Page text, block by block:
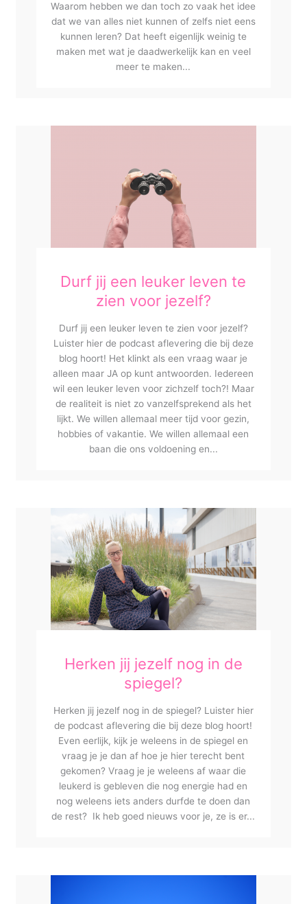
Waarom hebben we dan toch zo vaak het idee
dat we van alles niet kunnen of zelfs niet eens
kunnen leren? Dat heeft eigenlijk weinig te
maken met wat je daadwerkelijk kan en veel
meer te maken...
Durf jij een leuker leven te
zien voor jezelf?
Durf jij een leuker leven te zien voor jezelf?
Luister hier de podcast aflevering die bij deze
blog hoort! Het klinkt als een vraag waar je
alleen maar JA op kunt antwoorden. Iedereen
wil een leuker leven voor zichzelf toch?! Maar
de realiteit is niet zo vanzelfsprekend als het
lijkt. We willen allemaal meer tijd voor gezin,
hobbies of vakantie. We willen allemaal een
baan die ons voldoening en...
Herken jij jezelf nog in de
spiegel?
Herken jij jezelf nog in de spiegel? Luister hier
de podcast aflevering die bij deze blog hoort!
Even eerlijk, kijk je weleens in de spiegel en
vraag je je dan af hoe je hier terecht bent
gekomen? Vraag je je weleens af waar die
leukerd is gebleven die nog energie had en
nog weleens iets anders durfde te doen dan
de rest? Ik heb goed nieuws voor je, ze is er...